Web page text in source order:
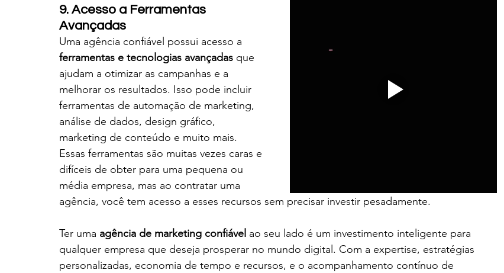
9. Acesso a Ferramentas
Avançadas
Uma agência confiável possui acesso a
ferramentas e tecnologias avançadas que
ajudam a otimizar as campanhas e a
melhorar os resultados. Isso pode incluir
ferramentas de automação de marketing,
análise de dados, design gráfico,
marketing de conteúdo e muito mais.
Essas ferramentas são muitas vezes caras e
difíceis de obter para uma pequena ou
média empresa, mas ao contratar uma
agência, você tem acesso a esses recursos sem precisar investir pesadamente.
Ter uma agência de marketing confiável ao seu lado é um investimento inteligente para
qualquer empresa que deseja prosperar no mundo digital. Com a expertise, estratégias
personalizadas, economia de tempo e recursos, e o acompanhamento contínuo de